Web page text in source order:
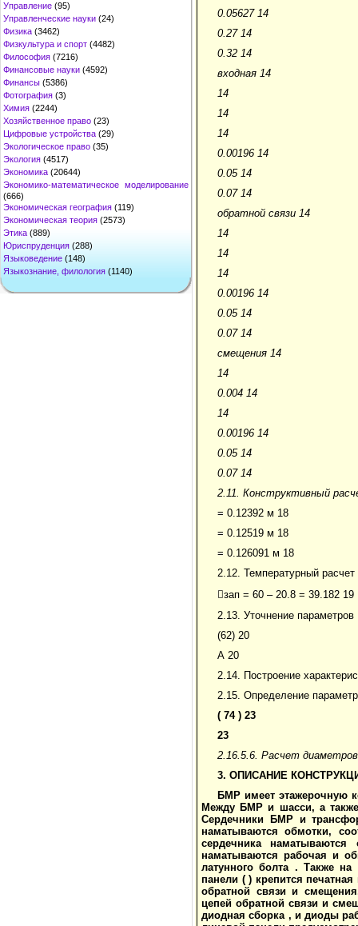
Управление (95)
Управленческие науки (24)
Физика (3462)
Физкультура и спорт (4482)
Философия (7216)
Финансовые науки (4592)
Финансы (5386)
Фотография (3)
Химия (2244)
Хозяйственное право (23)
Цифровые устройства (29)
Экологическое право (35)
Экология (4517)
Экономика (20644)
Экономико-математическое моделирование
(666)
Экономическая география (119)
Экономическая теория (2573)
Этика (889)
Юриспруденция (288)
Языковедение (148)
Языкознание, филология (1140)
0.05627 14
0.27 14
0.32 14
входная 14
14
14
14
0.00196 14
0.05 14
0.07 14
обратной связи 14
14
14
14
0.00196 14
0.05 14
0.07 14
смещения 14
14
0.004 14
14
0.00196 14
0.05 14
0.07 14
2.11. Конструктивный
= 0.12392 м 18
= 0.12519 м 18
= 0.126091 м 18
2.12. Температурный
зап = 60 – 20.8 = 39.182 19
2.13. Уточнение
(62) 20
А 20
2.14. Построение
2.15. Определение
( 74 ) 23
23
2.16.5.6. Расчет
3. ОПИСАНИЕ
БМР имеет этажерочную
Между БМР и шасси, а
Сердечники БМР и
наматываются обмотки,
сердечника
наматываются рабочая и
латунного болта . Также на
панели ( ) крепится
обратной связи и
цепей обратной связи и
диодная сборка , и диоды